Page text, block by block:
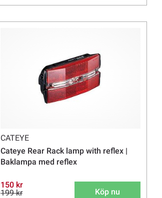
CATEYE
Cateye Rear Rack lamp with reflex |
Baklampa med reflex
150 kr
199 kr
Köp nu